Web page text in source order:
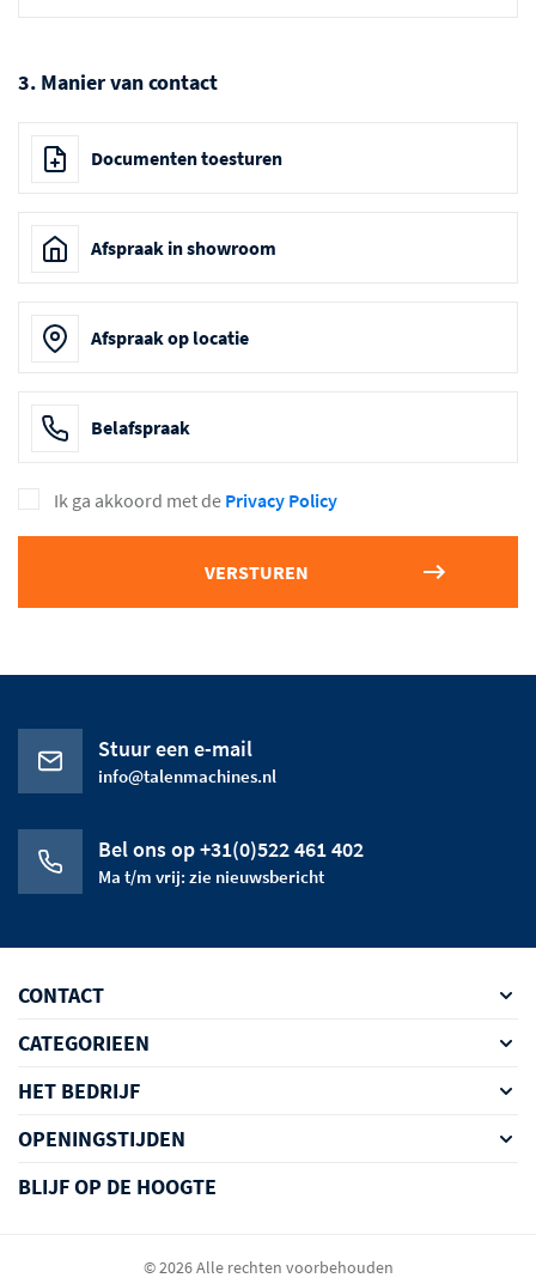
3. Manier van contact
Documenten toesturen
Afspraak in showroom
Afspraak op locatie
Belafspraak
Ik ga akkoord met de Privacy Policy
Stuur een e-mail
info@talenmachines.nl
Bel ons op +31(0)522 461 402
Ma t/m vrij: zie nieuwsbericht
CONTACT
CATEGORIEEN
HET BEDRIJF
OPENINGSTIJDEN
BLIJF OP DE HOOGTE
© 2026 Alle rechten voorbehouden